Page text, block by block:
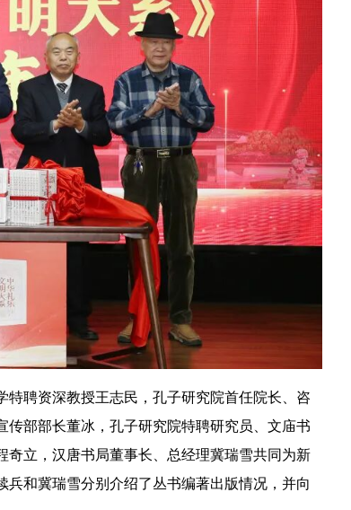
聘资深教授王志民，孔子研究院首任院长、咨
部部长董冰，孔子研究院特聘研究员、文庙书
奇立，汉唐书局董事长、总经理冀瑞雪共同为新
和冀瑞雪分别介绍了丛书编著出版情况，并向